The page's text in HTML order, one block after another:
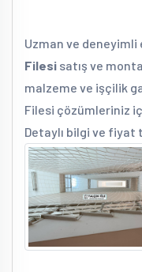
Uzman ve deneyimli
Filesi satış ve
malzeme ve işçilik
Filesi çözümleriniz
Detaylı bilgi ve fiyat